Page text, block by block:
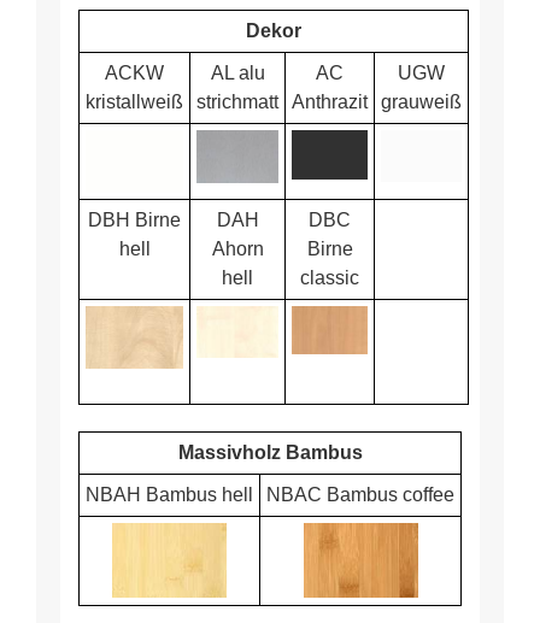
Dekor
ACKW
kristallweiß
AL alu
strichmatt
AC
Anthrazit
UGW
grauweiß
DBH Birne
hell
DAH
Ahorn
hell
DBC
Birne
classic
Massivholz Bambus
NBAH Bambus hell NBAC Bambus coffee